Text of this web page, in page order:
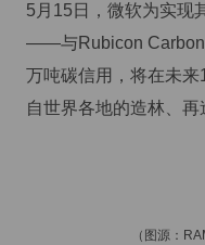
5月15日，微软为实现
——与Rubicon Carbon
万吨碳信用，将在未
自世界各地的造林、再
（图源：